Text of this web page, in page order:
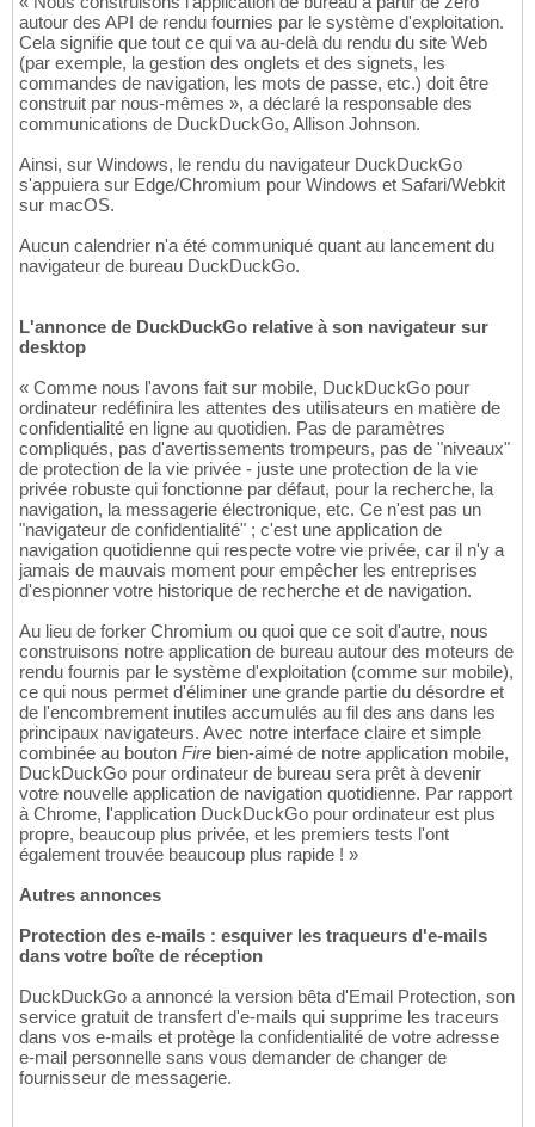
autour des API de rendu fournies par le système d'exploitation.
Cela signifie que tout ce qui va au-delà du rendu du site Web
(par exemple, la gestion des onglets et des signets, les
commandes de navigation, les mots de passe, etc.) doit être
construit par nous-mêmes », a déclaré la responsable des
communications de DuckDuckGo, Allison Johnson.
Ainsi, sur Windows, le rendu du navigateur DuckDuckGo
s'appuiera sur Edge/Chromium pour Windows et Safari/Webkit
sur macOS.
Aucun calendrier n'a été communiqué quant au lancement du
navigateur de bureau DuckDuckGo.
L'annonce de DuckDuckGo relative à son navigateur sur
desktop
« Comme nous l'avons fait sur mobile, DuckDuckGo pour
ordinateur redéfinira les attentes des utilisateurs en matière de
confidentialité en ligne au quotidien. Pas de paramètres
compliqués, pas d'avertissements trompeurs, pas de "niveaux"
de protection de la vie privée - juste une protection de la vie
privée robuste qui fonctionne par défaut, pour la recherche, la
navigation, la messagerie électronique, etc. Ce n'est pas un
"navigateur de confidentialité" ; c'est une application de
navigation quotidienne qui respecte votre vie privée, car il n'y a
jamais de mauvais moment pour empêcher les entreprises
d'espionner votre historique de recherche et de navigation.
Au lieu de forker Chromium ou quoi que ce soit d'autre, nous
construisons notre application de bureau autour des moteurs de
rendu fournis par le système d'exploitation (comme sur mobile),
ce qui nous permet d'éliminer une grande partie du désordre et
de l'encombrement inutiles accumulés au fil des ans dans les
principaux navigateurs. Avec notre interface claire et simple
combinée au bouton Fire bien-aimé de notre application mobile,
DuckDuckGo pour ordinateur de bureau sera prêt à devenir
votre nouvelle application de navigation quotidienne. Par rapport
à Chrome, l'application DuckDuckGo pour ordinateur est plus
propre, beaucoup plus privée, et les premiers tests l'ont
également trouvée beaucoup plus rapide ! »
Autres annonces
Protection des e-mails : esquiver les traqueurs d'e-mails
dans votre boîte de réception
DuckDuckGo a annoncé la version bêta d'Email Protection, son
service gratuit de transfert d'e-mails qui supprime les traceurs
dans vos e-mails et protège la confidentialité de votre adresse
e-mail personnelle sans vous demander de changer de
fournisseur de messagerie.